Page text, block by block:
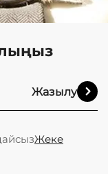
Жазылу
Жеке